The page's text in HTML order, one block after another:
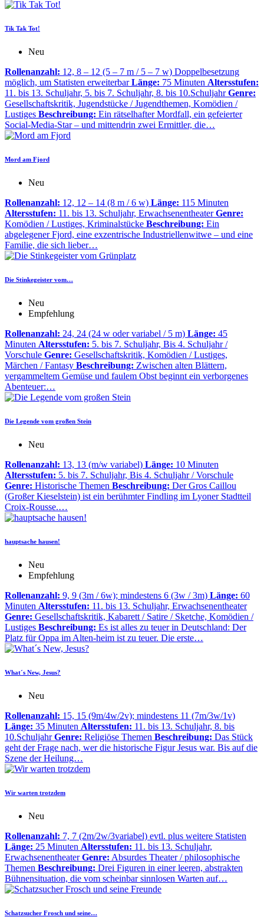
Tik Tak Tot!
Neu
Rollenanzahl: 12, 8 – 12 (5 – 7 m / 5 – 7 w) Doppelbesetzung
möglich, um Statisten erweiterbar Länge: 75 Minuten Altersstufen:
11. bis 13. Schuljahr, 5. bis 7. Schuljahr, 8. bis 10.Schuljahr Genre:
Gesellschaftskritik, Jugendstücke / Jugendthemen, Komödien /
Lustiges Beschreibung: Ein rätselhafter Mordfall, ein gefeierter
Social-Media-Star – und mittendrin zwei Ermittler, die…
Mord am Fjord
Neu
Rollenanzahl: 12, 12 – 14 (8 m / 6 w) Länge: 115 Minuten
Altersstufen: 11. bis 13. Schuljahr, Erwachsenentheater Genre:
Komödien / Lustiges, Kriminalstücke Beschreibung: Ein
abgelegener Fjord, eine exzentrische Industriellenwitwe – und eine
Familie, die sich lieber…
Die Stinkegeister vom…
Neu
Empfehlung
Rollenanzahl: 24, 24 (24 w oder variabel / 5 m) Länge: 45
Minuten Altersstufen: 5. bis 7. Schuljahr, Bis 4. Schuljahr /
Vorschule Genre: Gesellschaftskritik, Komödien / Lustiges,
Märchen / Fantasy Beschreibung: Zwischen alten Blättern,
vergammeltem Gemüse und faulem Obst beginnt ein verborgenes
Abenteuer:…
Die Legende vom großen Stein
Neu
Rollenanzahl: 13, 13 (m/w variabel) Länge: 10 Minuten
Altersstufen: 5. bis 7. Schuljahr, Bis 4. Schuljahr / Vorschule
Genre: Historische Themen Beschreibung: Der Gros Caillou
(Großer Kieselstein) ist ein berühmter Findling im Lyoner Stadtteil
Croix-Rousse.…
hauptsache hausen!
Neu
Empfehlung
Rollenanzahl: 9, 9 (3m / 6w); mindestens 6 (3w / 3m) Länge: 60
Minuten Altersstufen: 11. bis 13. Schuljahr, Erwachsenentheater
Genre: Gesellschaftskritik, Kabarett / Satire / Sketche, Komödien /
Lustiges Beschreibung: Es ist alles zu teuer in Deutschland: Der
Platz für Oppa im Alten-heim ist zu teuer. Die erste…
What´s New, Jesus?
Neu
Rollenanzahl: 15, 15 (9m/4w/2v); mindestens 11 (7m/3w/1v)
Länge: 35 Minuten Altersstufen: 11. bis 13. Schuljahr, 8. bis
10.Schuljahr Genre: Religiöse Themen Beschreibung: Das Stück
geht der Frage nach, wer die historische Figur Jesus war. Bis auf die
Szene der Heilung…
Wir warten trotzdem
Neu
Rollenanzahl: 7, 7 (2m/2w/3variabel) evtl. plus weitere Statisten
Länge: 25 Minuten Altersstufen: 11. bis 13. Schuljahr,
Erwachsenentheater Genre: Absurdes Theater / philosophische
Themen Beschreibung: Drei Figuren in einer leeren, abstrakten
Bühnensituation, die vom scheinbar sinnlosen Warten auf…
Schatzsucher Frosch und seine…